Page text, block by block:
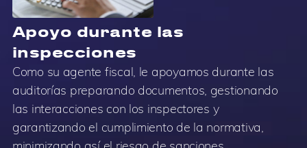
Apoyo durante las
inspecciones
Como su agente fiscal, le apoyamos durante las
auditorías preparando documentos, gestionando
las interacciones con los inspectores y
garantizando el cumplimiento de la normativa,